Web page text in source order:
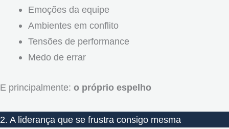
Emoções da equipe
Ambientes em conflito
Tensões de performance
Medo de errar
E principalmente: o próprio espelho
2. A liderança que se frustra consigo mesma